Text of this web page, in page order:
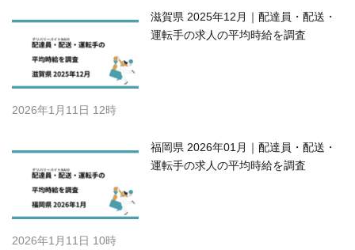
滋賀県 2025年12月｜配達員・配送・
運転手の求人の平均時給を調査
2026年1月11日 12時
福岡県 2026年01月｜配達員・配送・
運転手の求人の平均時給を調査
2026年1月11日 10時